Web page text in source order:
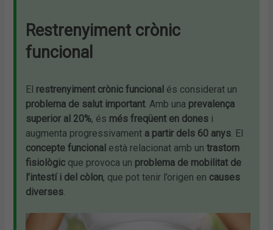
Restrenyiment crònic
funcional
El restrenyiment crònic funcional és considerat un
problema de salut important. Amb una prevalença
superior al 20%, és més freqüent en dones i
augmenta progressivament a partir dels 60 anys. El
concepte funcional està relacionat amb untrastorn
fisiològic que provoca un problema de mobilitat de
l’intestí i del còlon, que pot tenir l’origen en causes
diverses.